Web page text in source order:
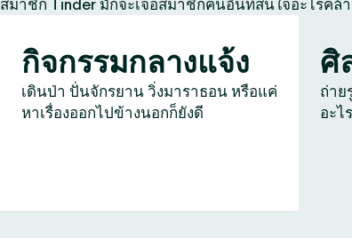
สมาชิก Tinder มักจะเจอสมาชิกคนอื่นที่สนใจอะไรคล้
กิจกรรมกลางแจ้ง
เดินป่า ปั่นจักรยาน วิ่งมาราธอน หรือแค่
หาเรื่องออกไปข้างนอกก็ยังดี
ศิ
ถ่าย
อะไ